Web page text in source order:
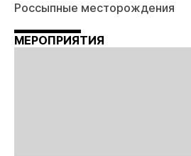
Россыпные месторождения
МЕРОПРИЯТИЯ